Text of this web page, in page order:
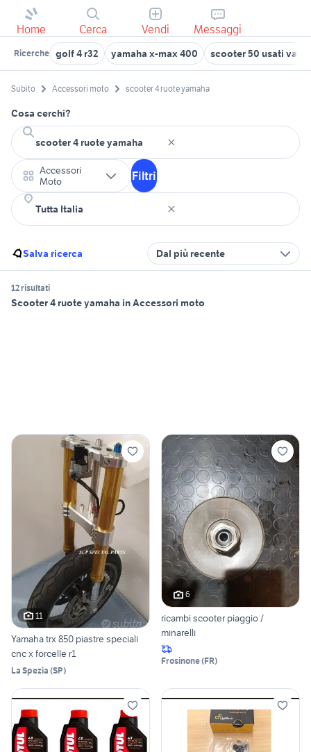
Home Cerca Vendi Messaggi
Ricerche golf 4 r32 yamaha x-max 400 scooter 50 usati
Subito Accessori moto scooter 4 ruote yamaha
Cosa cerchi?
Accessori
Moto
Filtri
Salva ricerca Dal più recente
12 risultati
Scooter 4 ruote yamaha in Accessori moto
11
Yamaha trx 850 piastre speciali
cnc x forcelle r1
La Spezia (SP)
6
ricambi scooter piaggio /
minarelli
Frosinone(FR)